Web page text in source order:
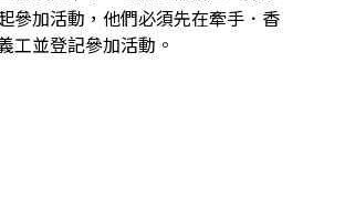
參加活動，他們必須先在牽手．香
工並登記參加活動。